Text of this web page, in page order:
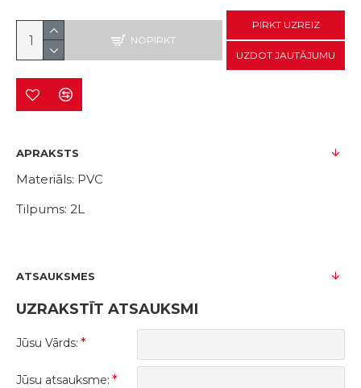
NOPIRKT
PIRKT UZREIZ
UZDOT JAUTĀJUMU
APRAKSTS
Materiāls: PVC
Tilpums: 2L
ATSAUKSMES
UZRAKSTĪT ATSAUKSMI
Jūsu Vārds:
Jūsu atsauksme: